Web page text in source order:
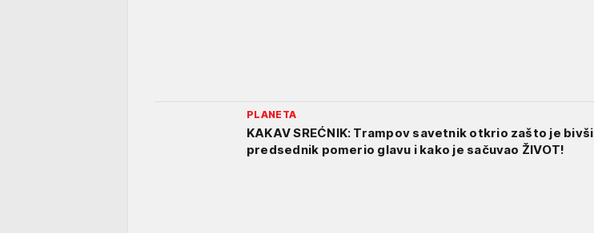
PLANETA
KAKAV SREĆNIK: Trampov savetnik otkrio zašto je bivši
predsednik pomerio glavu i kako je sačuvao ŽIVOT!